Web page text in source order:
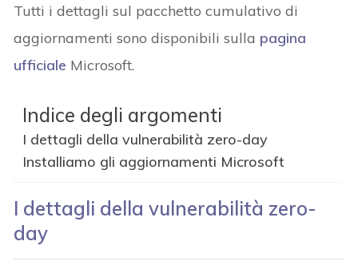
Tutti i dettagli sul pacchetto cumulativo di
aggiornamenti sono disponibili sulla pagina
ufficiale Microsoft.
Indice degli argomenti
I dettagli della vulnerabilità zero-day
Installiamo gli aggiornamenti Microsoft
I dettagli della vulnerabilità zero-
day